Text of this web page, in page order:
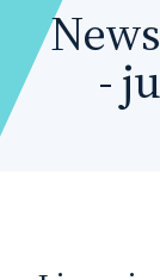
-